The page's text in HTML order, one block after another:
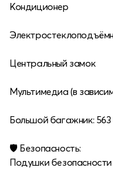
Кондиционер
Центральный замок
Мультимедиа (в
Большой багажник: 563
🛡 Безопасность:
Подушки безопасности